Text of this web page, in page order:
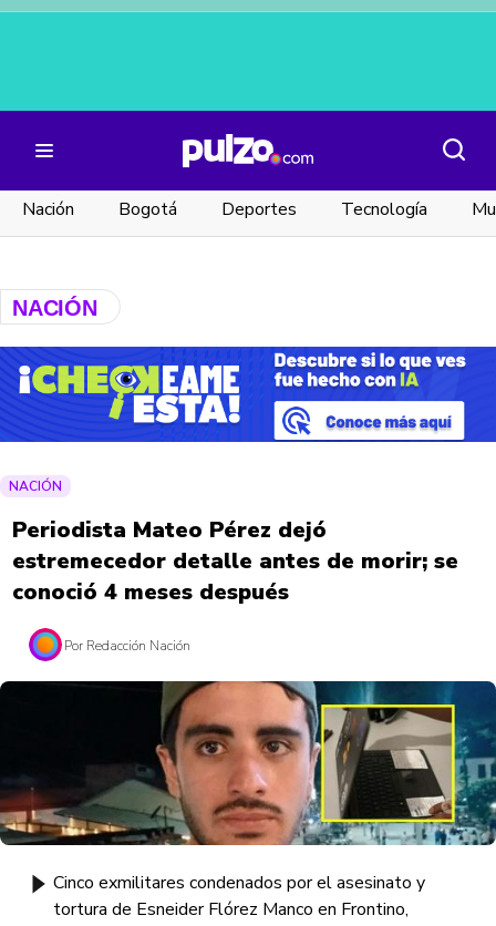
Nación Bogotá Deportes Tecnología
NACIÓN
NACIÓN
Periodista Mateo Pérez dejó
estremecedor detalle antes de morir; se
conoció 4 meses después
Por Redacción Nación
Cinco exmilitares condenados por el asesinato y
tortura de Esneider Flórez Manco en Frontino,